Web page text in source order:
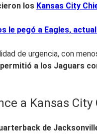
los Kansas City
le pegó a Eagles,
de urgencia, con
permitió a los Jaguars
a Kansas City
de